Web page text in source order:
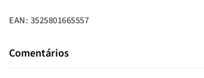
EAN: 3525801665557
Comentários